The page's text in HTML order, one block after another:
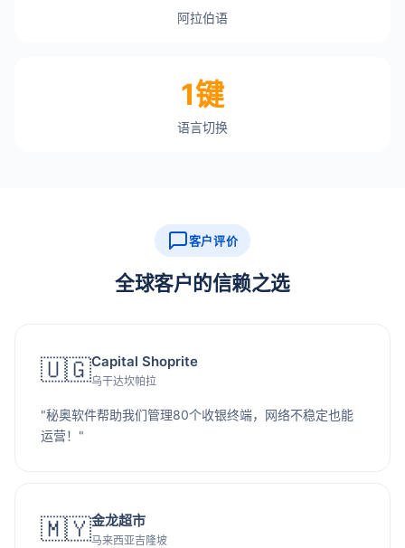
阿拉伯语
1键
语言切换
客户评价
全球客户的信赖之选
🇺🇬Capital Shoprite
乌干达坎帕拉
"秘奥软件帮助我们管理80个收银终端，网络不稳定也能
运营！"
🇲🇾金龙超市
马来西亚吉隆坡